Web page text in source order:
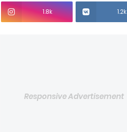
1.8k 1.2k
Responsive Advertisement